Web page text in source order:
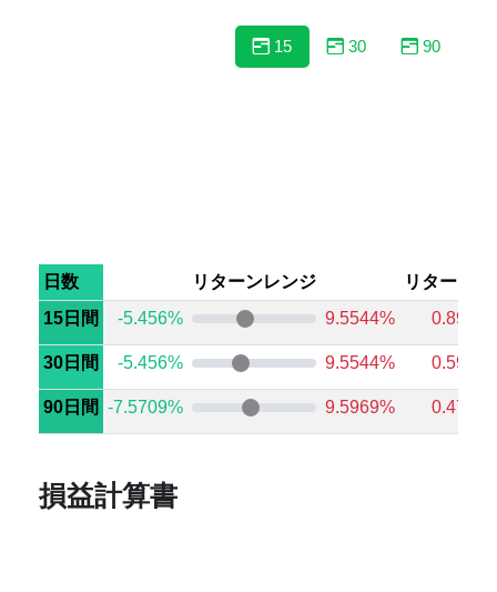
15 30 90
日数 リターンレンジ
リターン
15日間
-5.456% 9.5544%
30日間 -5.456% 9.5544%
90日間 -7.5709% 9.5969%
損益計算書